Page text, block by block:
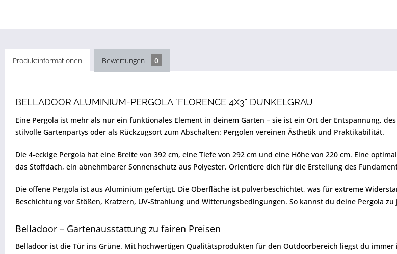
Produktinformationen Bewertungen 0
BELLADOOR ALUMINIUM-PERGOLA "FLORENCE 4X3" DUNKELGRAU
Eine Pergola ist mehr als nur ein funktionales Element in deinem Garten – sie ist ein Ort der Entspannung,
stilvolle Gartenpartys oder als Rückzugsort zum Abschalten: Pergolen vereinen Ästhetik und Praktikabilität.
Die 4-eckige Pergola hat eine Breite von 392 cm, eine Tiefe von 292 cm und eine Höhe von 220 cm. Eine
das Stoffdach, ein abnehmbarer Sonnenschutz aus Polyester. Orientiere dich für die Erstellung des
Die offene Pergola ist aus Aluminium gefertigt. Die Oberfläche ist pulverbeschichtet, was für extreme
Beschichtung vor Stößen, Kratzern, UV-Strahlung und Witterungsbedingungen. So kannst du deine Pergola
Belladoor – Gartenausstattung zu fairen Preisen
Belladoor ist die Tür ins Grüne. Mit hochwertigen Qualitätsprodukten für den Outdoorbereich liegst du